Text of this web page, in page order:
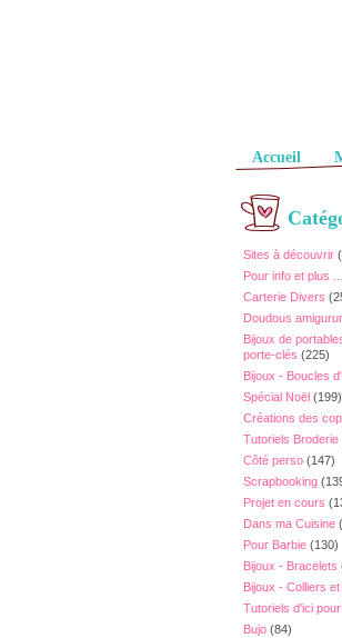
Pages
Accueil
Sites à découvrir
Pour info et plus ...
Carterie Divers
Doudous
Bijoux de
porte-clés (225)
Bijoux - Boucles
Spécial Noël (199)
Créations des
Tutoriels Broderie
Côté perso (147)
Scrapbooking
Projet en cours
Dans ma Cuisine
Pour Barbie (130)
Bijoux - Bracelets
Bijoux - Colliers
Tutoriels d'ici
Bujo (84)